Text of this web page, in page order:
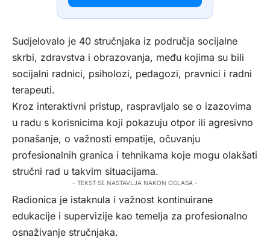
Sudjelovalo je 40 stručnjaka iz područja socijalne
skrbi, zdravstva i obrazovanja, među kojima su bili
socijalni radnici, psiholozi, pedagozi, pravnici i radni
terapeuti.
Kroz interaktivni pristup, raspravljalo se o izazovima
u radu s korisnicima koji pokazuju otpor ili agresivno
ponašanje, o važnosti empatije, očuvanju
profesionalnih granica i tehnikama koje mogu olakšati
stručni rad u takvim situacijama.
- TEKST SE NASTAVLJA NAKON OGLASA -
Radionica je istaknula i važnost kontinuirane
edukacije i supervizije kao temelja za profesionalno
osnaživanje stručnjaka.